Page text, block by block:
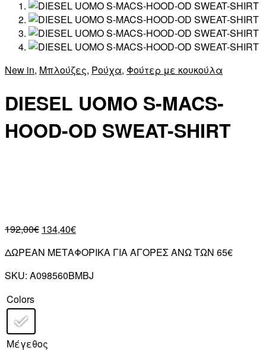
New in, Μπλούζες, Ρούχα, Φούτερ με κουκούλα
DIESEL UOMO S-MACS-
HOOD-OD SWEAT-SHIRT
192,00€ 134,40€
ΔΩΡΕΑΝ ΜΕΤΑΦΟΡΙΚΑ ΓΙΑ ΑΓΟΡΕΣ ΑΝΩ ΤΩΝ 65€
SKU: A098560BMBJ
Colors
Μέγεθος